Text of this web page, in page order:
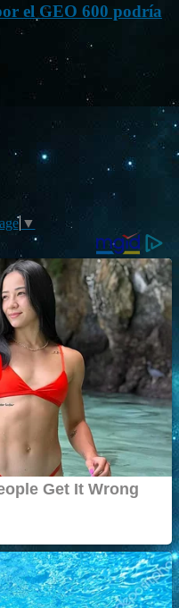
el GEO 600 podría
▼